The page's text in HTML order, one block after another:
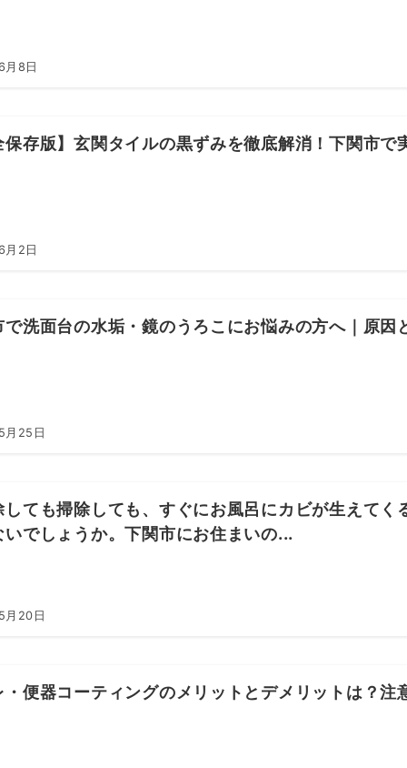
8日
保存版】玄関タイルの黒ずみを徹底解消！下関市で
2日
で洗面台の水垢・鏡のうろこにお悩みの方へ｜原因
月25日
しても掃除しても、すぐにお風呂にカビが生えて
いでしょうか。下関市にお住まいの...
月20日
・便器コーティングのメリットとデメリットは？